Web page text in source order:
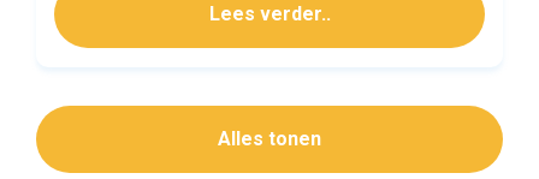
Lees verder..
Alles tonen